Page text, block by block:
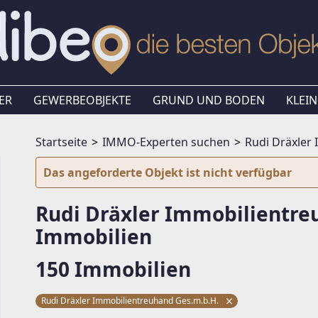
GEWERBEOBJEKTE GRUND UND BODEN
Startseite IMMO-Experten suchen
Rudi Dräxler
Das angeforderte Objekt ist nicht verfügbar
Rudi Dräxler
Immobilien
150 Immobilien
Rudi Dräxler Immobilientreuhand Ges.m.b.H.